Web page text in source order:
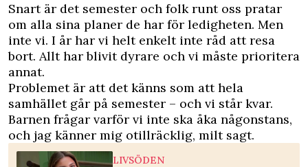
Snart är det semester och folk runt oss pratar
om alla sina planer de har för ledigheten. Men
inte vi. I år har vi helt enkelt inte råd att resa
bort. Allt har blivit dyrare och vi måste prioritera
annat.
Problemet är att det känns som att hela
samhället går på semester – och vi står kvar.
Barnen frågar varför vi inte ska åka någonstans,
och jag känner mig otillräcklig, milt sagt.
LIVSÖDEN